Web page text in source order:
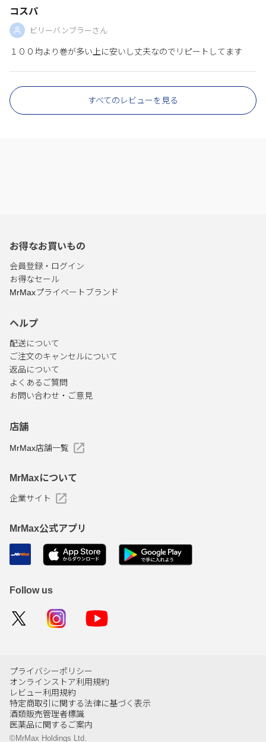
コスパ
ビリーバンブラーさん
１００均より巻が多い上に安いし丈夫なのでリピートしてます
すべてのレビューを見る
お得なお買いもの
会員登録・ログイン
お得なセール
MrMaxプライベートブランド
ヘルプ
配送について
ご注文のキャンセルについて
返品について
よくあるご質問
お問い合わせ・ご意見
店舗
MrMax店舗一覧
MrMaxについて
企業サイト
MrMax公式アプリ
Follow us
プライバシーポリシー
オンラインストア利用規約
レビュー利用規約
特定商取引に関する法律に基づく表示
酒類販売管理者標識
医薬品に関するご案内
©MrMax Holdings Ltd.